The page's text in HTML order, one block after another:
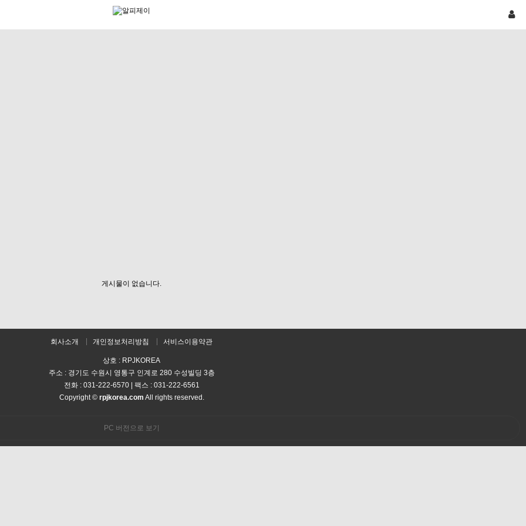
게시물이 없습니다.
회사소개 개인정보처리방침 서비스이용약관
상호 : RPJKOREA
주소 : 경기도 수원시 영통구 인계로 280 수성빌딩 3층
전화 : 031-222-6570 | 팩스 : 031-222-6561
Copyright © rpjkorea.com All rights reserved.
PC 버전으로 보기